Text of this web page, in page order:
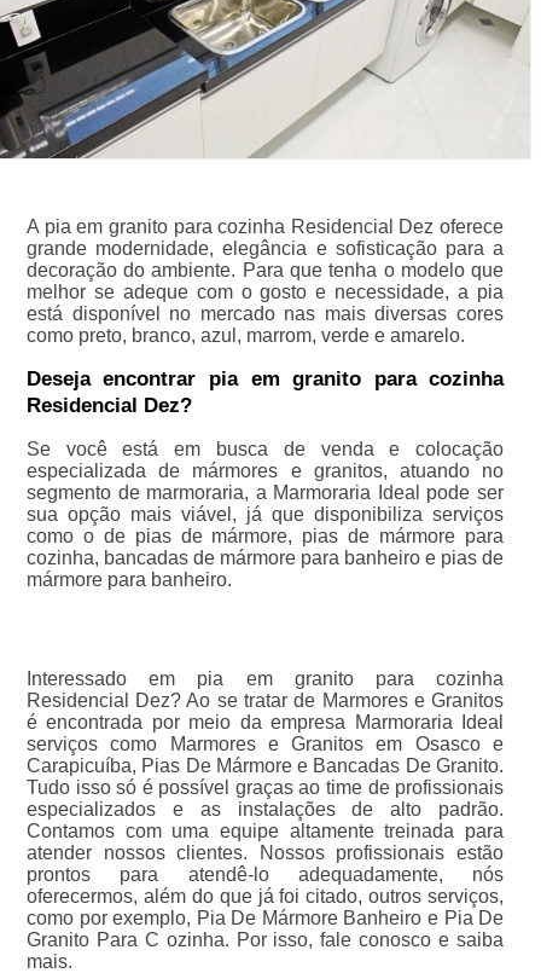
A pia em granito para cozinha Residencial Dez oferece
grande modernidade, elegância e sofisticação para a
decoração do ambiente. Para que tenha o modelo que
melhor se adeque com o gosto e necessidade, a pia
está disponível no mercado nas mais diversas cores
como preto, branco, azul, marrom, verde e amarelo.
Deseja encontrar pia em granito para cozinha
Residencial Dez?
Se você está em busca de venda e colocação
especializada de mármores e granitos, atuando no
segmento de marmoraria, a Marmoraria Ideal pode ser
sua opção mais viável, já que disponibiliza serviços
como o de pias de mármore, pias de mármore para
cozinha, bancadas de mármore para banheiro e pias de
mármore para banheiro.
Interessado em pia em granito para cozinha
Residencial Dez? Ao se tratar de Marmores e Granitos
é encontrada por meio da empresa Marmoraria Ideal
serviços como Marmores e Granitos em Osasco e
Carapicuíba, Pias De Mármore e Bancadas De Granito.
Tudo isso só é possível graças ao time de profissionais
especializados e as instalações de alto padrão.
Contamos com uma equipe altamente treinada para
atender nossos clientes. Nossos profissionais estão
prontos para atendê-lo adequadamente, nós
oferecermos, além do que já foi citado, outros serviços,
como por exemplo, Pia De Mármore Banheiro e Pia De
Granito Para C ozinha. Por isso, fale conosco e saiba
mais.